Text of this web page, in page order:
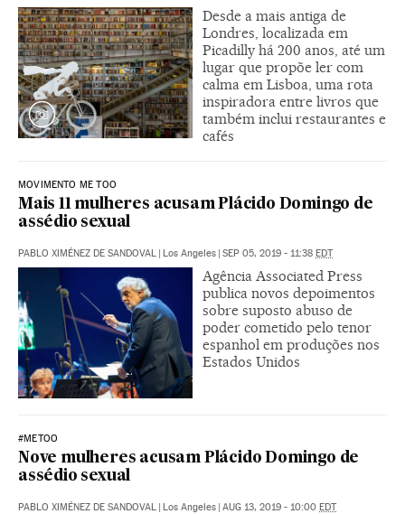
Desde a mais antiga de
Londres, localizada em
Picadilly há 200 anos, até um
lugar que propõe ler com
calma em Lisboa, uma rota
inspiradora entre livros que
também inclui restaurantes e
cafés
MOVIMENTO ME TOO
Mais 11 mulheres acusam Plácido Domingo de
assédio sexual
PABLO XIMÉNEZ DE SANDOVAL | Los Angeles | SEP 05, 2019 - 11:38 EDT
Agência Associated Press
publica novos depoimentos
sobre suposto abuso de
poder cometido pelo tenor
espanhol em produções nos
Estados Unidos
#METOO
Nove mulheres acusam Plácido Domingo de
assédio sexual
PABLO XIMÉNEZ DE SANDOVAL | Los Angeles | AUG 13, 2019 - 10:00 EDT